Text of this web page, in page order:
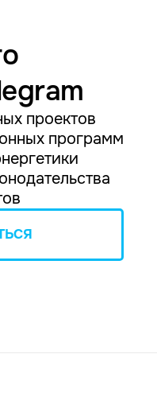
проектов
программ